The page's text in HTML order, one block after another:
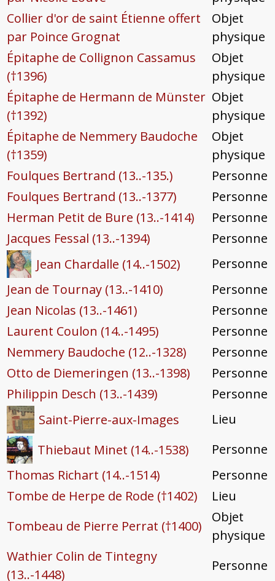
Collier d'or de saint Étienne offert
par Poince Grognat
Objet
physique
Épitaphe de Collignon Cassamus
(†1396)
Objet
physique
Épitaphe de Hermann de Münster
(†1392)
Objet
physique
Épitaphe de Nemmery Baudoche
(†1359)
Objet
physique
Foulques Bertrand (13..-135.)
Personne
Foulques Bertrand (13..-1377)
Personne
Herman Petit de Bure (13..-1414)
Personne
Jacques Fessal (13..-1394)
Personne
Jean Chardalle (14..-1502)
Personne
Jean de Tournay (13..-1410)
Personne
Jean Nicolas (13..-1461)
Personne
Laurent Coulon (14..-1495)
Personne
Nemmery Baudoche (12..-1328)
Personne
Otto de Diemeringen (13..-1398)
Personne
Philippin Desch (13..-1439)
Personne
Saint-Pierre-aux-Images
Lieu
Thiebaut Minet (14..-1538)
Personne
Thomas Richart (14..-1514)
Personne
Tombe de Herpe de Rode (†1402)
Lieu
Tombeau de Pierre Perrat (†1400)
Objet
physique
Wathier Colin de Tintegny
(13..-1448)
Personne